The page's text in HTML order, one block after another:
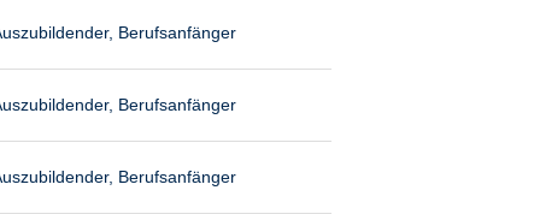
Berufsanfänger
Berufsanfänger
Berufsanfänger